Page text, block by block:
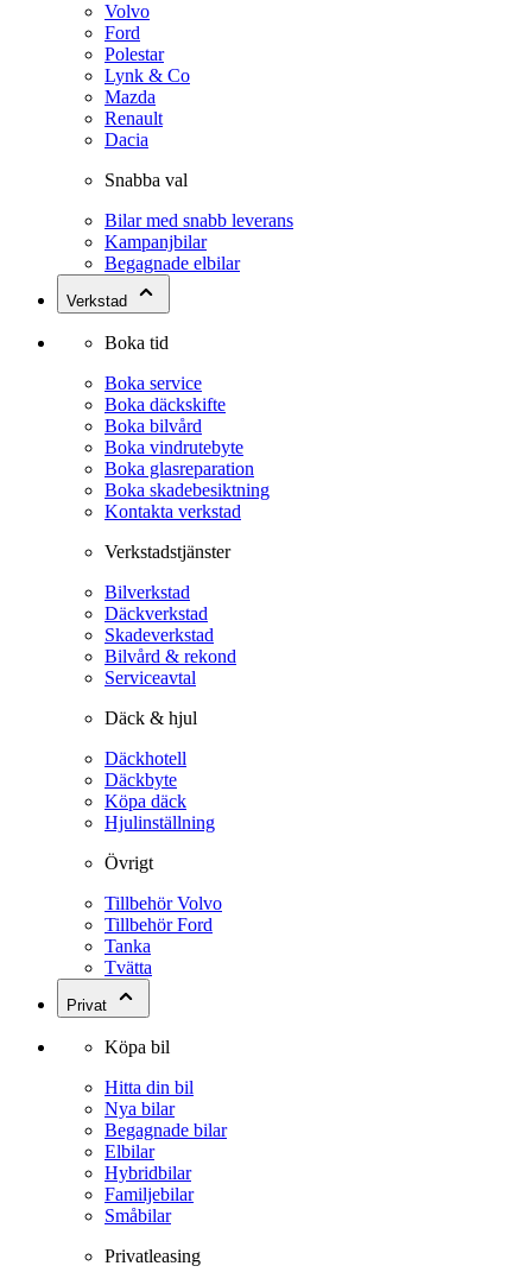
Volvo
Ford
Polestar
Lynk & Co
Mazda
Renault
Dacia
Snabba val
Bilar med snabb leverans
Kampanjbilar
Begagnade elbilar
Verkstad
Boka tid
Boka service
Boka däckskifte
Boka bilvård
Boka vindrutebyte
Boka glasreparation
Boka skadebesiktning
Kontakta verkstad
Verkstadstjänster
Bilverkstad
Däckverkstad
Skadeverkstad
Bilvård & rekond
Serviceavtal
Däck & hjul
Däckhotell
Däckbyte
Köpa däck
Hjulinställning
Övrigt
Tillbehör Volvo
Tillbehör Ford
Tanka
Tvätta
Privat
Köpa bil
Hitta din bil
Nya bilar
Begagnade bilar
Elbilar
Hybridbilar
Familjebilar
Småbilar
Privatleasing